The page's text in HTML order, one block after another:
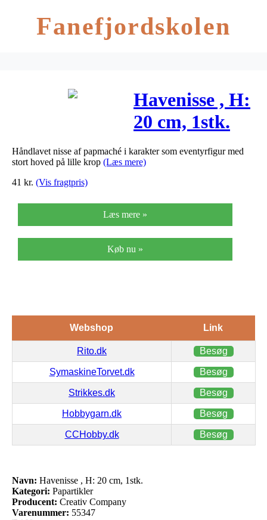
Fanefjordskolen
Havenisse , H:
20 cm, 1stk.
Håndlavet nisse af papmaché i karakter som eventyrfigur med
stort hoved på lille krop (Læs mere)
41 kr. (Vis fragtpris)
Læs mere »
Køb nu »
Webshop Link
Rito.dk Besøg
SymaskineTorvet.dk Besøg
Strikkes.dk Besøg
Hobbygarn.dk Besøg
CCHobby.dk Besøg
Navn: Havenisse , H: 20 cm, 1stk.
Kategori: Papartikler
Producent: Creativ Company
Varenummer: 55347